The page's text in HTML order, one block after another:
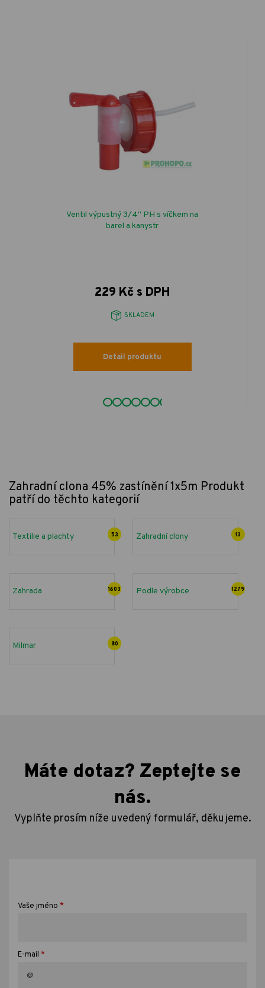
Ventil výpustný 3/4" PH s víčkem na
barel a kanystr
229 Kč s DPH
SKLADEM
Detail produktu
Zahradní clona 45% zastínění 1x5m Produkt
patří do těchto kategorií
Textilie a plachty 53 Zahradní clony 13
Zahrada 1603 Podle výrobce 1279
Milmar 80
Máte dotaz? Zeptejte se
nás.
Vyplňte prosím níže uvedený formulář, děkujeme.
Vaše jméno *
E-mail *